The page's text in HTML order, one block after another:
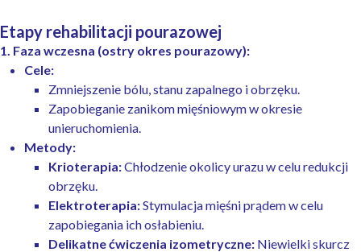
Etapy rehabilitacji pourazowej
1. Faza wczesna (ostry okres pourazowy):
Cele:
Zmniejszenie bólu, stanu zapalnego i obrzęku.
Zapobieganie zanikom mięśniowym w okresie
unieruchomienia.
Metody:
Krioterapia:Chłodzenie okolicy urazu w celu redukcji
obrzęku.
Elektroterapia:Stymulacja mięśni prądem w celu
zapobiegania ich osłabieniu.
Delikatne ćwiczenia izometryczne: Niewielki skurcz